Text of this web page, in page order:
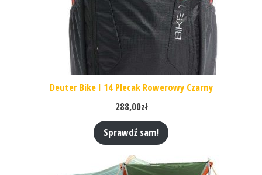
Deuter Bike I 14 Plecak Rowerowy Czarny
288,00zł
Sprawdź sam!